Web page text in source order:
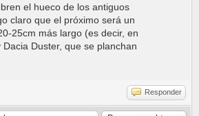
el hueco de los antiguos
claro que el próximo será un
25cm más largo (es decir, en
Duster, que se planchan
Responder